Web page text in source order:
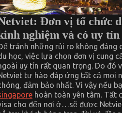
Đơn vị tổ chức
nghiệm và có uy
tránh những rủi ro không đáng
học, việc lựa chọn đơn vị cung
uy tín rất quan trọng. Do đó
tự hào đáp ứng tất cả mọi
đảm bảo nhất. Vì vậy nếu
hoàn toàn yên tâm. Tất
cho đến nơi ở…sẽ được